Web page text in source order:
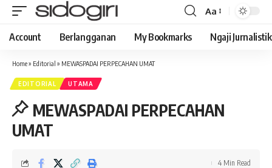
Font
Resizer
Aa
Account Berlangganan My Bookmarks Ngaji Jurnalistik
Home» Editorial » MEWASPADAI PERPECAHAN UMAT
EDITORIAL UTAMA
MEWASPADAI PERPECAHAN
UMAT
4 Min Read